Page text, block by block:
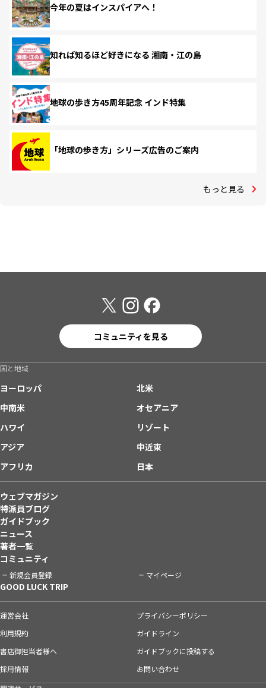
今年の夏はインスパイアへ！
知れば知るほど好きになる 湘南・江の島
地球の歩き方45周年記念 インド特集
「地球の歩き方」シリーズ広告のご案内
もっと見る
コミュニティを見る
国と地域
ヨーロッパ
北米
中南米
オセアニア
ハワイ
リゾート
アジア
中近東
アフリカ
日本
ウェブマガジン
特派員ブログ
ガイドブック
ニュース
著者一覧
コミュニティ
新規会員登録 マイページ
GOOD LUCK TRIP
運営会社
プライバシーポリシー
利用規約
ガイドライン
書店御担当者様へ
ガイドブックに投稿する
採用情報
お問い合わせ